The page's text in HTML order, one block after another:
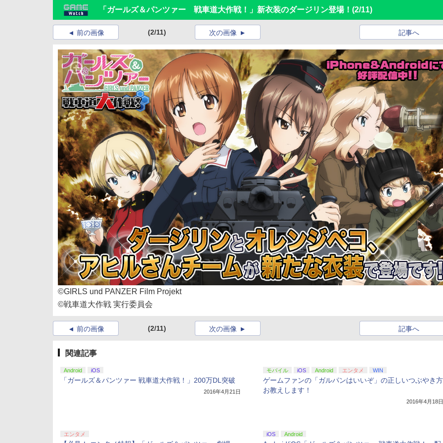
「ガールズ＆パンツァー 戦車道大作戦！」新衣装のダージリン登場！ (2/11)
前の画像 (2/11) 記事へ
次の画像
©GIRLS und PANZER Film Projekt
©戦車道大作戦 実行委員会
前の画像 (2/11) 記事へ
次の画像
関連記事
Android iOS
「ガールズ＆パンツァー 戦車道大作戦！」200万DL突破
2016年4月21日
モバイル iOS Android エンタメ WIN
ゲームファンの「ガルパンはいいぞ」の正しいつぶやき方
お教えします！
2016年4月18日
エンタメ iOS Android